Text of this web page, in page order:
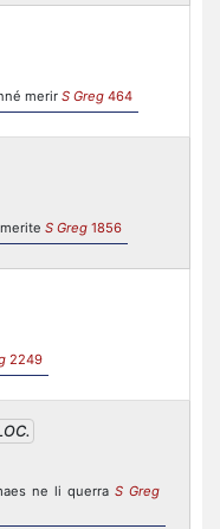
merir S Greg 464
S Greg 1856
2249
ne li querra S Greg